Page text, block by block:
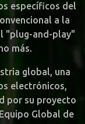
específicos del
a la
"plug-and-play"
más.
global, una
electrónicos,
por su proyecto
Global de